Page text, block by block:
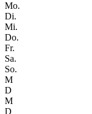
Mo.
Di.
Mi.
Do.
Fr.
Sa.
So.
M
D
M
D